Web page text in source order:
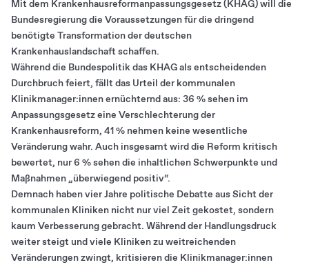
Mit dem Krankenhausreformanpassungsgesetz (KHAG) will die
Bundesregierung die Voraussetzungen für die dringend
benötigte Transformation der deutschen
Krankenhauslandschaft schaffen.
Während die Bundespolitik das KHAG als entscheidenden
Durchbruch feiert, fällt das Urteil der kommunalen
Klinikmanager:innen ernüchternd aus: 36 % sehen im
Anpassungsgesetz eine Verschlechterung der
Krankenhausreform, 41 % nehmen keine wesentliche
Veränderung wahr. Auch insgesamt wird die Reform kritisch
bewertet, nur 6 % sehen die inhaltlichen Schwerpunkte und
Maßnahmen „überwiegend positiv“.
Demnach haben vier Jahre politische Debatte aus Sicht der
kommunalen Kliniken nicht nur viel Zeit gekostet, sondern
kaum Verbesserung gebracht. Während der Handlungsdruck
weiter steigt und viele Kliniken zu weitreichenden
Veränderungen zwingt, kritisieren die Klinikmanager:innen